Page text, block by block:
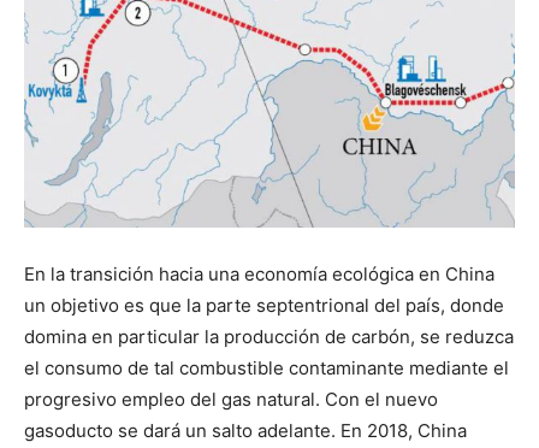
En la transición hacia una economía ecológica en China
un objetivo es que la parte septentrional del país, donde
domina en particular la producción de carbón, se reduzca
el consumo de tal combustible contaminante mediante el
progresivo empleo del gas natural. Con el nuevo
gasoducto se dará un salto adelante. En 2018, China